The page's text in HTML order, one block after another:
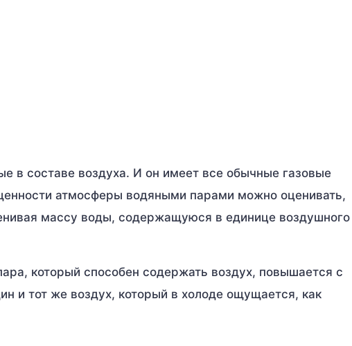
в составе воздуха. И он имеет все обычные газовые
атмосферы водяными парами можно оценивать,
массу воды, содержащуюся в единице воздушного
который способен содержать воздух, повышается с
и тот же воздух, который в холоде ощущается, как